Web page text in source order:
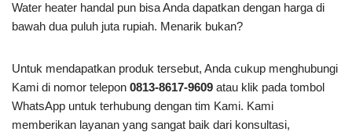
Water heater handal pun bisa Anda dapatkan dengan harga di
bawah dua puluh juta rupiah. Menarik bukan?
Untuk mendapatkan produk tersebut, Anda cukup menghubungi
Kami di nomor telepon 0813-8617-9609 atau klik pada tombol
WhatsApp untuk terhubung dengan tim Kami. Kami
memberikan layanan yang sangat baik dari konsultasi,